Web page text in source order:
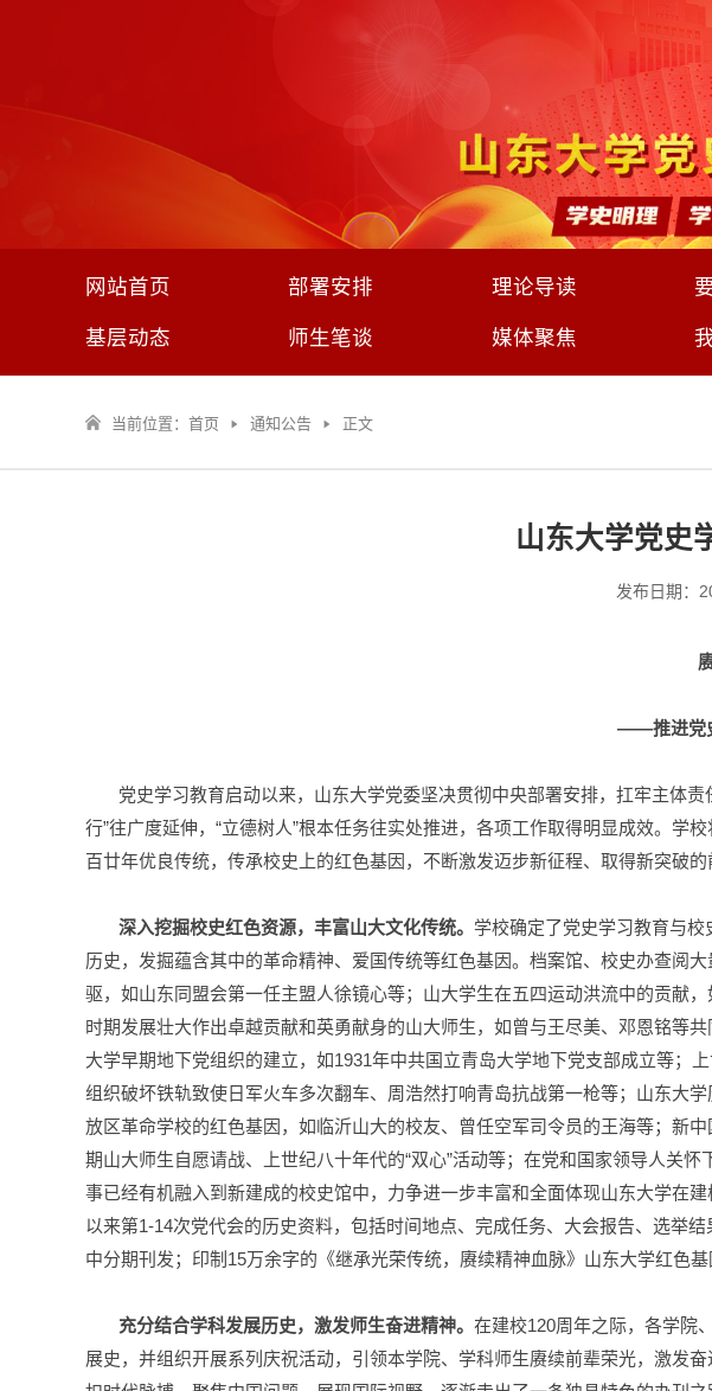
网站首页 部署安排 理论导读
基层动态 师生笔谈 媒体聚焦
当前位置： 首页 通知公告 正文
山东大学党史
发布日期：
——推进党
党史学习教育启动以来，山东大学党委坚决贯彻中央部署安排，扛牢主体
行”往广度延伸，“立德树人”根本任务往实处推进，各项工作取得明显成效。
百廿年优良传统，传承校史上的红色基因，不断激发迈步新征程、取得新突破
深入挖掘校史红色资源，丰富山大文化传统。 学校确定了党史学习教育与
历史，发掘蕴含其中的革命精神、爱国传统等红色基因。档案馆、校史办查阅
驱，如山东同盟会第一任主盟人徐镜心等；山大学生在五四运动洪流中的贡献
时期发展壮大作出卓越贡献和英勇献身的山大师生，如曾与王尽美、邓恩铭等
大学早期地下党组织的建立，如1931年中共国立青岛大学地下党支部成立等；
组织破坏铁轨致使日军火车多次翻车、周浩然打响青岛抗战第一枪等；山东大
放区革命学校的红色基因，如临沂山大的校友、曾任空军司令员的王海等；新
期山大师生自愿请战、上世纪八十年代的“双心”活动等；在党和国家领导人关
事已经有机融入到新建成的校史馆中，力争进一步丰富和全面体现山东大学在
以来第1-14次党代会的历史资料，包括时间地点、完成任务、大会报告、选举
中分期刊发；印制15万余字的《继承光荣传统，赓续精神血脉》山东大学红色
充分结合学科发展历史，激发师生奋进精神。 在建校120周年之际，各学院
展史，并组织开展系列庆祝活动，引领本学院、学科师生赓续前辈荣光，激